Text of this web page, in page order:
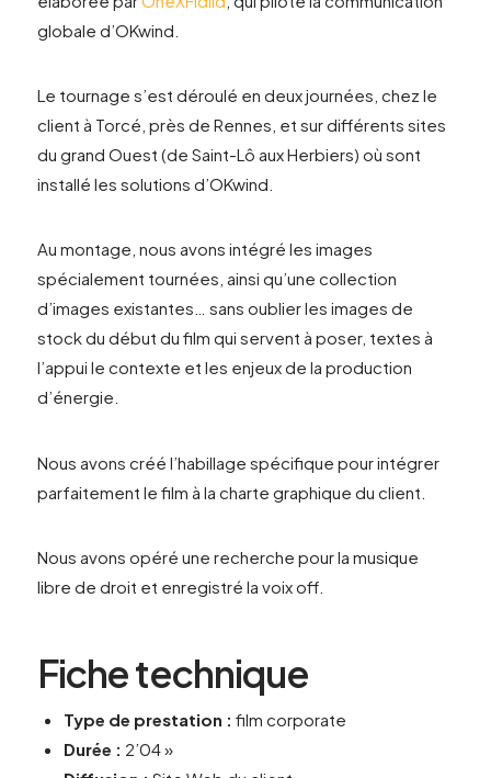
globale d’OKwind.
Le tournage s’est déroulé en deux journées, chez le
client à Torcé, près de Rennes, et sur différents sites
du grand Ouest (de Saint-Lô aux Herbiers) où sont
installé les solutions d’OKwind.
Au montage, nous avons intégré les images
spécialement tournées, ainsi qu’une collection
d’images existantes… sans oublier les images de
stock du début du film qui servent à poser, textes à
l’appui le contexte et les enjeux de la production
d’énergie.
Nous avons créé l’habillage spécifique pour intégrer
parfaitement le film à la charte graphique du client.
Nous avons opéré une recherche pour la musique
libre de droit et enregistré la voix off.
Fiche technique
Type de prestation : film corporate
Durée : 2’04 »